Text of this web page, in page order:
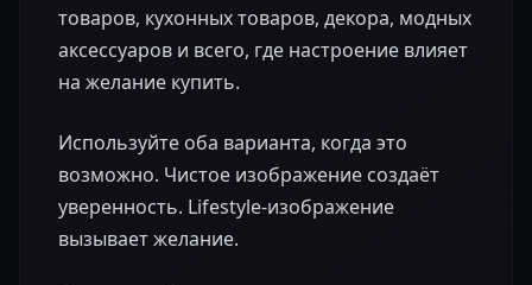
товаров, кухонных товаров, декора, модных
аксессуаров и всего, где настроение влияет
на желание купить.
Используйте оба варианта, когда это
возможно. Чистое изображение создаёт
уверенность. Lifestyle-изображение
вызывает желание.